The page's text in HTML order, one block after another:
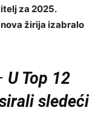
za 2025.
žirija izabralo
U Top 12
sledeći